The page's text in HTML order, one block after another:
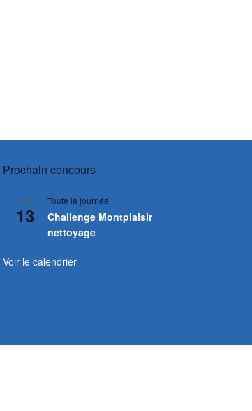
Prochain concours
JUIN
13
Toute la journée
Challenge Montplaisir
nettoyage
Voir le calendrier